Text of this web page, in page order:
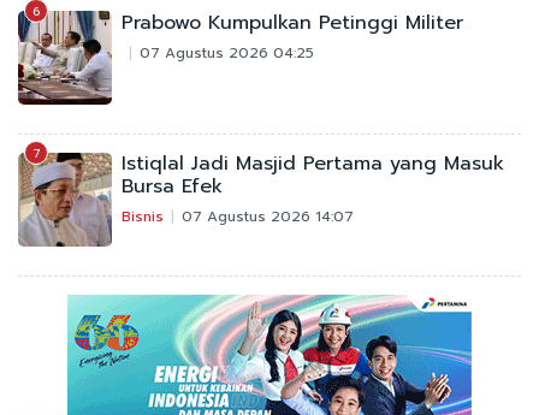
6 Prabowo Kumpulkan Petinggi Militer
07 Agustus 2026 04:25
7 Istiqlal Jadi Masjid Pertama yang Masuk
Bursa Efek
Bisnis 07 Agustus 2026 14:07